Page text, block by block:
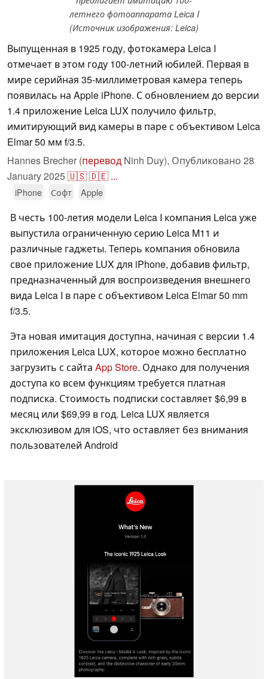
летнего фотоаппарата Leica I
(Источник изображения: Leica)
Выпущенная в 1925 году, фотокамера Leica I
отмечает в этом году 100-летний юбилей. Первая в
мире серийная 35-миллиметровая камера теперь
появилась на Apple iPhone. С обновлением до версии
1.4 приложение Leica LUX получило фильтр,
имитирующий вид камеры в паре с объективом Leica
Elmar 50 мм f/3.5.
Hannes Brecher (перевод Ninh Duy), Опубликовано 28
January 2025🇺🇸🇩🇪 ...
iPhone Софт Apple
В честь 100-летия модели Leica I компания Leica уже
выпустила ограниченную серию Leica M11 и
различные гаджеты. Теперь компания обновила
свое приложение LUX для iPhone, добавив фильтр,
предназначенный для воспроизведения внешнего
вида Leica I в паре с объективом Leica Elmar 50 mm
f/3.5.
Эта новая имитация доступна, начиная с версии 1.4
приложения Leica LUX, которое можно бесплатно
загрузить с сайта App Store. Однако для получения
доступа ко всем функциям требуется платная
подписка. Стоимость подписки составляет $6,99 в
месяц или $69,99 в год. Leica LUX является
эксклюзивом для iOS, что оставляет без внимания
пользователей Android